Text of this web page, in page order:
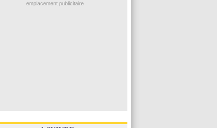
emplacement publicitaire